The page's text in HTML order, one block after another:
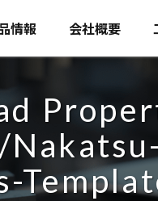
情報 会社概要
wp-content/